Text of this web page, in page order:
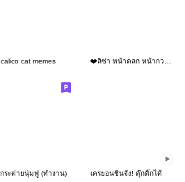
calico cat memes
ระต่ายนุ่มฟู (ทำงาน) เครยอนชินจัง! ดุ๊กดิ๊กได้